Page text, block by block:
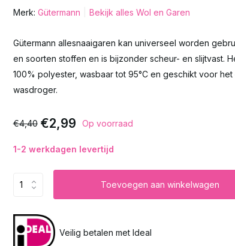
Merk: Gütermann Bekijk alles Wol en Garen
Gütermann allesnaaigaren kan universeel worden
en soorten stoffen en is bijzonder scheur- en slijtvast.
100% polyester, wasbaar tot 95°C en geschikt voor
wasdroger.
€4,40 €2,99 Op voorraad
1-2 werkdagen levertijd
Toevoegen aan winkelwagen
Veilig betalen met Ideal